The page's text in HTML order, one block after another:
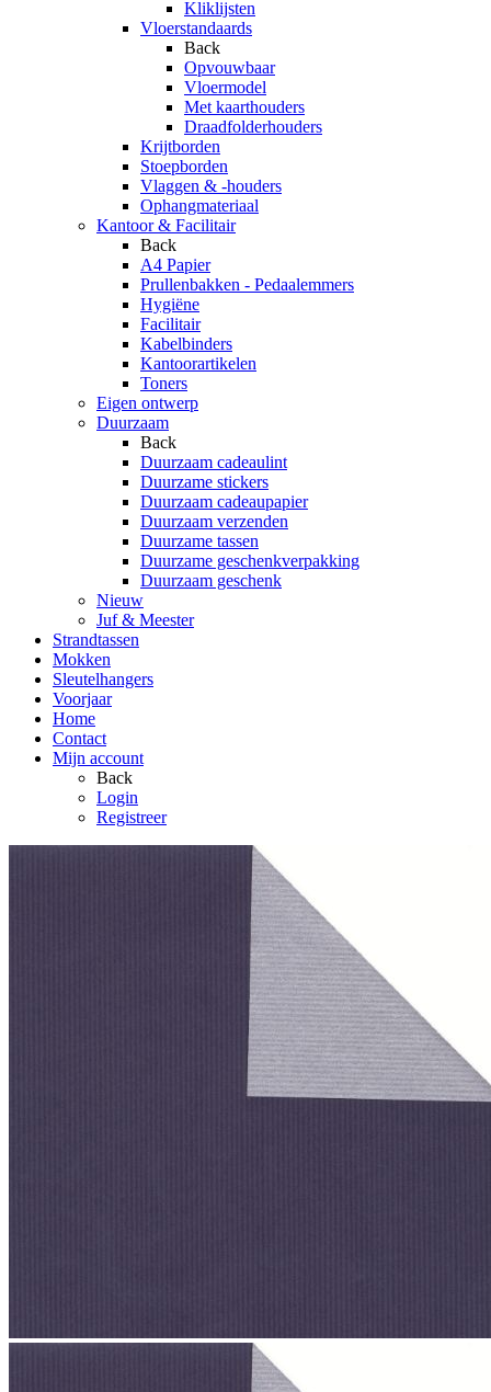
Kliklijsten
Vloerstandaards
Back
Opvouwbaar
Vloermodel
Met kaarthouders
Draadfolderhouders
Krijtborden
Stoepborden
Vlaggen & -houders
Ophangmateriaal
Kantoor & Facilitair
Back
A4 Papier
Prullenbakken - Pedaalemmers
Hygiëne
Facilitair
Kabelbinders
Kantoorartikelen
Toners
Eigen ontwerp
Duurzaam
Back
Duurzaam cadeaulint
Duurzame stickers
Duurzaam cadeaupapier
Duurzaam verzenden
Duurzame tassen
Duurzame geschenkverpakking
Duurzaam geschenk
Nieuw
Juf & Meester
Strandtassen
Mokken
Sleutelhangers
Voorjaar
Home
Contact
Mijn account
Back
Login
Registreer